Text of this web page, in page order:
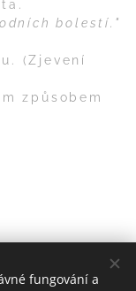
bolestí."
(Zjevení
způsobem
fungování a